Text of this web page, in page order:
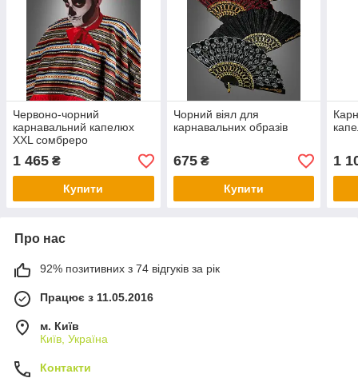
Червоно-чорний
карнавальний капелюх
XXL сомбреро
1 465 ₴
Купити
Чорний віял для
карнавальних образів
675₴
Купити
1
Про нас
92% позитивних з 74 відгуків за рік
Працює з 11.05.2016
м. Київ
Київ, Україна
Контакти